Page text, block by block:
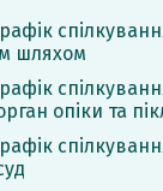
шляхом
опіки та